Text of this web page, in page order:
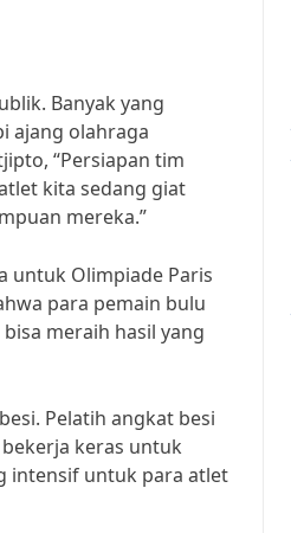
Banyak yang
ajang olahraga
“Persiapan tim
kita sedang giat
mereka.”
untuk Olimpiade Paris
para pemain bulu
meraih hasil yang
Pelatih angkat besi
keras untuk
intensif untuk para atlet